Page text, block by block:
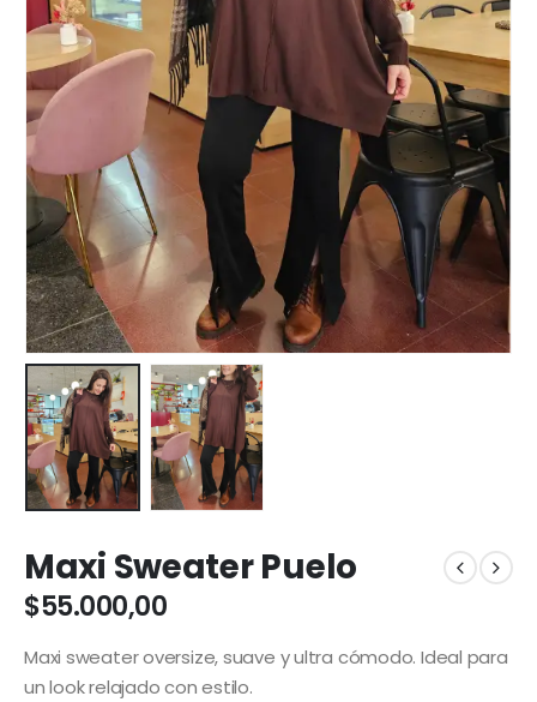
Maxi Sweater Puelo
$55.000,00
Maxi sweater oversize, suave y ultra cómodo. Ideal para
un look relajado con estilo.